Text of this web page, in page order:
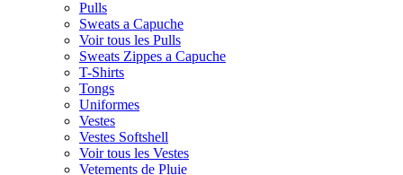
Pulls
Sweats a Capuche
Voir tous les Pulls
Sweats Zippes a Capuche
T-Shirts
Tongs
Uniformes
Vestes
Vestes Softshell
Voir tous les Vestes
Vetements de Pluie